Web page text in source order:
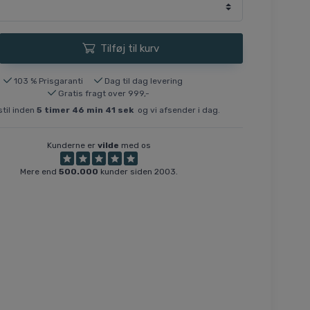
Tilføj til kurv
103 % Prisgaranti
Dag til dag levering
Gratis fragt over 999,-
inden 5timer 46min 40 sek og vi afsender i dag.
Kunderne er vilde med os
Mere end 500.000 kunder siden 2003.